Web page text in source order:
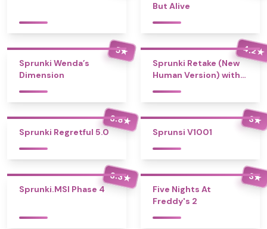
But Alive
5★
Sprunki Wenda’s
Dimension
4.2★
Sprunki Retake (New
Human Version) with
3.8★
Sprunki Regretful 5.0
3★
Sprunsi V1001
3.3★
Sprunki.MSI Phase 4
3★
Five Nights At
Freddy's 2